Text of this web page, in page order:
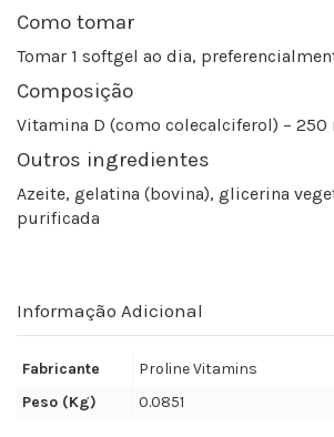
Como tomar
Tomar 1 softgel ao dia,
Composição
Vitamina D (como colecalciferol) – 250
Outros ingredientes
Azeite, gelatina (bovina), glicerina
purificada
Informação Adicional
Fabricante
Proline Vitamins
Peso (Kg)
0.0851